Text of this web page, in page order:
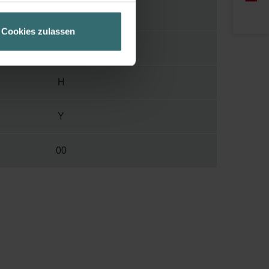
Informationen
über einen Link in der
Cookies zulassen
1000 mm
82 mm
H
Y
00